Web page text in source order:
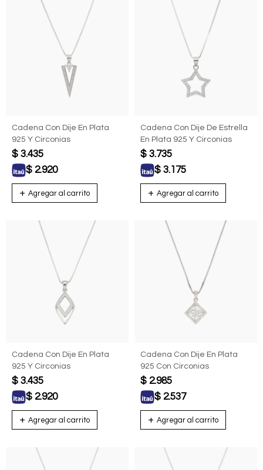
Cadena Con Dije En Plata
925 Y Circonias
$ 3.435
$ 2.920
Cadena Con Dije De Estrella
En Plata 925 Y Circonias
$ 3.735
$ 3.175
Cadena Con Dije En Plata
925 Y Circonias
$ 3.435
$ 2.920
Cadena Con Dije En Plata
925 Con Circonias
$ 2.985
$ 2.537